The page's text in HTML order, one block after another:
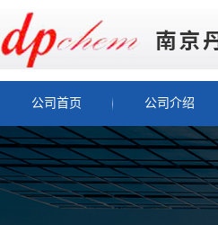
公司首页 公司介绍